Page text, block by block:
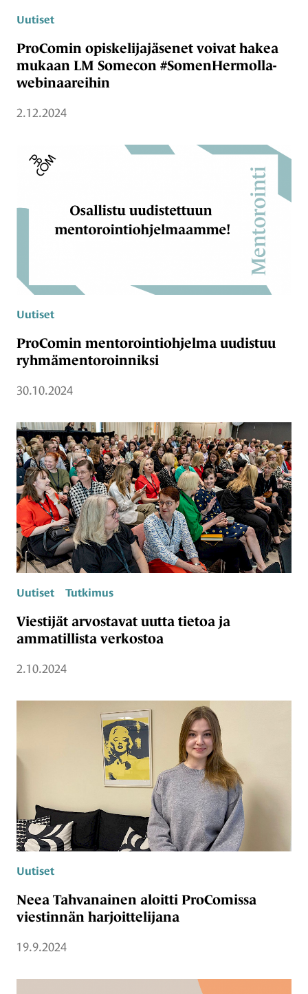
Uutiset
ProComin opiskelijajäsenet voivat hakea
mukaan LM Somecon #SomenHermolla-
webinaareihin
2.12.2024
Uutiset
ProComin mentorointiohjelma uudistuu
ryhmämentoroinniksi
30.10.2024
Uutiset Tutkimus
Viestijät arvostavat uutta tietoa ja
ammatillista verkostoa
2.10.2024
Uutiset
Neea Tahvanainen aloitti ProComissa
viestinnän harjoittelijana
19.9.2024